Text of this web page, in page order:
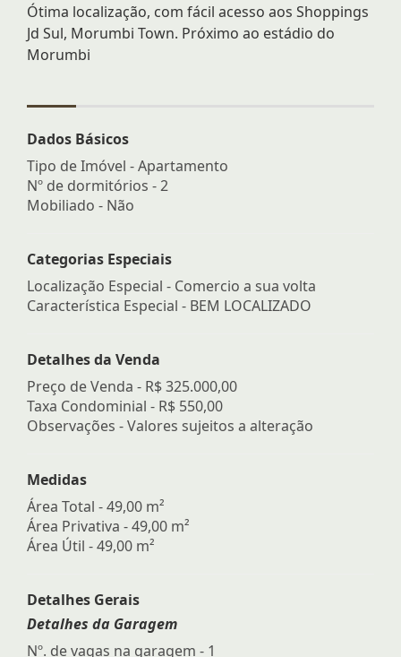
Ótima localização, com fácil acesso aos Shoppings
Jd Sul, Morumbi Town. Próximo ao estádio do
Morumbi
Dados Básicos
Tipo de Imóvel - Apartamento
Nº de dormitórios - 2
Mobiliado - Não
Categorias Especiais
Localização Especial - Comercio a sua volta
Característica Especial - BEM LOCALIZADO
Detalhes da Venda
Preço de Venda - R$ 325.000,00
Taxa Condominial - R$ 550,00
Observações - Valores sujeitos a alteração
Medidas
Área Total - 49,00 m²
Área Privativa - 49,00 m²
Área Útil - 49,00 m²
Detalhes Gerais
Detalhes da Garagem
Nº. de vagas na garagem - 1